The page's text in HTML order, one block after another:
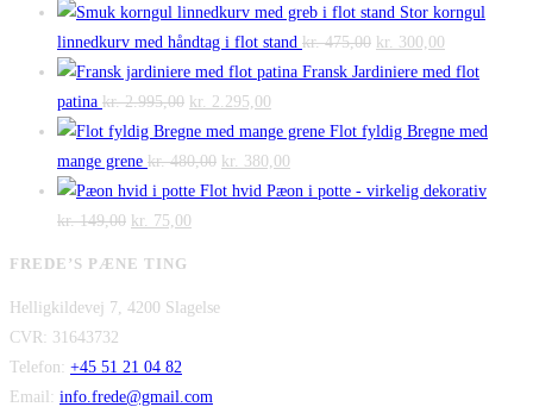
oprindelige
pris
var:
kr. 140,00.
aktuelle
pris
er:
Stor korngul
linnedkurv med håndtag i flot stand kr.475,00 Den
oprindelige
var:
kr. 300,00
aktuelle
er:
Fransk Jardiniere med flot
patina kr.2.995,00 Den
oprindelige
pris
var:
kr. 2.995,00.
kr. 2.295,00
aktuelle
pris
er:
Flot fyldig Bregne med
mange grene kr.480,00 Den
oprindelige
kr. 380,00
aktuelle
Flot hvid Pæon i potte - virkelig dekorativ
kr.149,00 Den
var:
kr. 75,00
er:
FREDE’S PÆNE TING
Helligkildevej 7, 4200 Slagelse
CVR: 31643732
Telefon: +45 51 21 04 82
Email: info.frede@gmail.com